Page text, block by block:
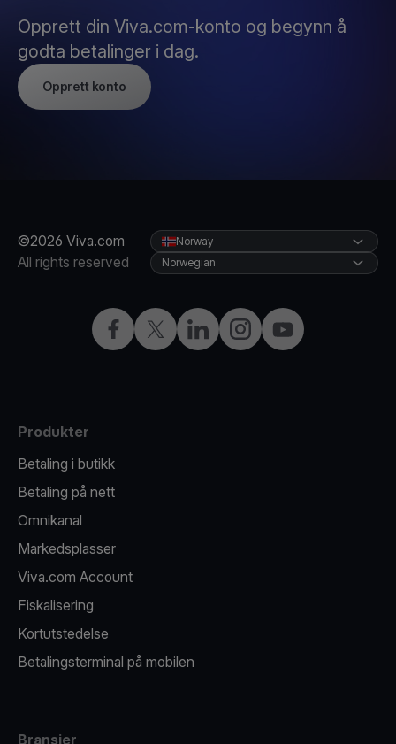
Opprett din Viva.com-konto og begynn å
godta betalinger i dag.
Opprett konto
©2026 Viva.com
All rights reserved
Facebook
X LinkedInInstagramYouTube
Norway
Norwegian
Produkter
Betaling i butikk
Betaling på nett
Omnikanal
Markedsplasser
Viva.com Account
Fiskalisering
Kortutstedelse
Betalingsterminal på mobilen
Bransjer